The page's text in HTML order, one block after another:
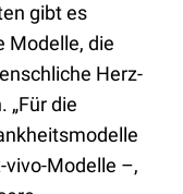
gibt es
Modelle, die
Herz-
„Für die
vivo-Modelle –,